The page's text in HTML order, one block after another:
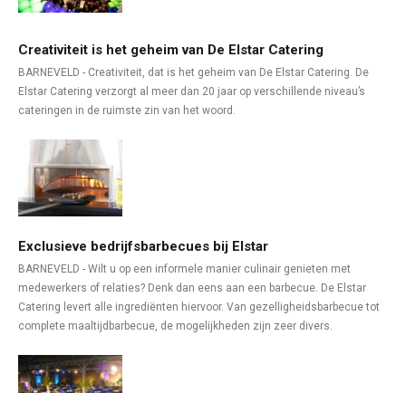
Creativiteit is het geheim van De Elstar Catering
BARNEVELD - Creativiteit, dat is het geheim van De Elstar Catering. De
Elstar Catering verzorgt al meer dan 20 jaar op verschillende niveau’s
cateringen in de ruimste zin van het woord.
Exclusieve bedrijfsbarbecues bij Elstar
BARNEVELD - Wilt u op een informele manier culinair genieten met
medewerkers of relaties? Denk dan eens aan een barbecue. De Elstar
Catering levert alle ingrediënten hiervoor. Van gezelligheidsbarbecue tot
complete maaltijdbarbecue, de mogelijkheden zijn zeer divers.